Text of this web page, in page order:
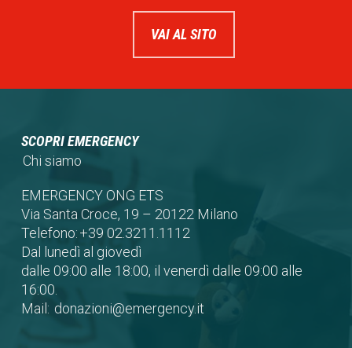
VAI AL SITO
SCOPRI EMERGENCY
Chi siamo
EMERGENCY ONG ETS
Via Santa Croce, 19 – 20122 Milano
Telefono:+39 02.3211.1112
Dal lunedì al giovedì
dalle 09:00 alle 18:00, il venerdì dalle 09:00 alle
16:00.
Mail: donazioni@emergency.it